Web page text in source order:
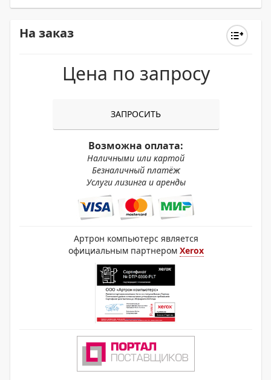
На заказ
Цена по запросу
ЗАПРОСИТЬ
Возможна оплата:
Наличными или картой
Безналичный платёж
Услуги лизинга и аренды
Артрон компьютерс является
официальным партнером Xerox